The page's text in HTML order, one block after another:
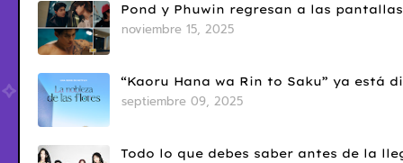
Pond y Phuwin regresan a las
noviembre 15, 2025
“Kaoru Hana wa Rin to Saku” ya está
septiembre 09, 2025
Todo lo que debes saber antes de la